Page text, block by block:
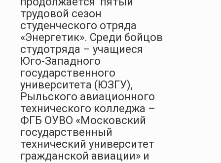
трудовой сезон
студенческого отряда
«Энергетик». Среди бойцов
студотряда – учащиеся
Юго-Западного
государственного
университета (ЮЗГУ),
Рыльского авиационного
технического колледжа –
ФГБ ОУВО «Московский
государственный
технический университет
гражданской авиации» и